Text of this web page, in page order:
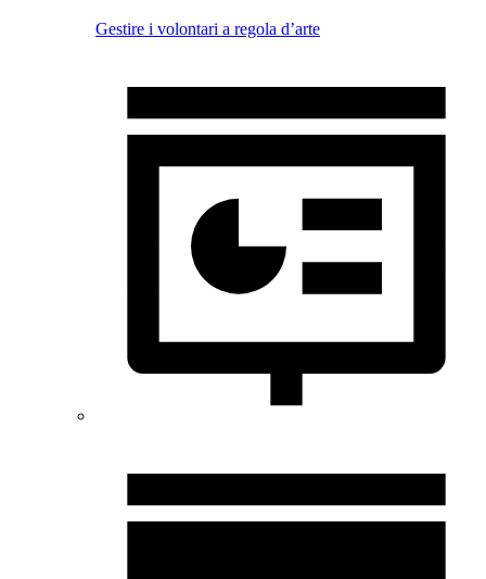
Gestire i volontari a regola d’arte